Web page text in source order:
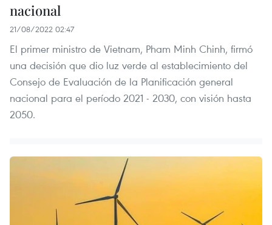
nacional
21/08/2022 02:47
El primer ministro de Vietnam, Pham Minh Chinh, firmó
una decisión que dio luz verde al establecimiento del
Consejo de Evaluación de la Planificación general
nacional para el período 2021 - 2030, con visión hasta
2050.